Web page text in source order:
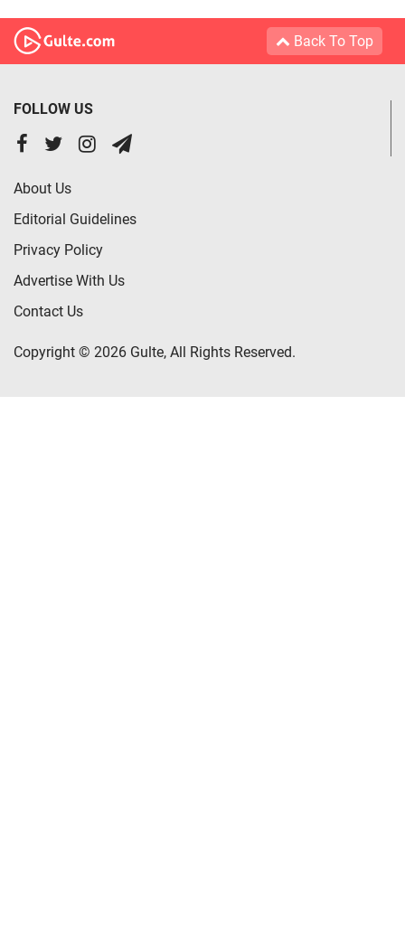
Back To Top
FOLLOW US
About Us
Editorial Guidelines
Privacy Policy
Advertise With Us
Contact Us
Copyright © 2026 Gulte, All Rights Reserved.